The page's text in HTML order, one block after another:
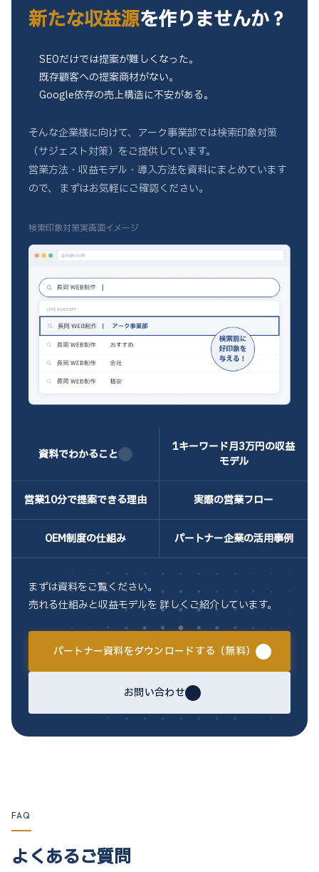
新たな収益源を作りませんか？
SEOだけでは提案が難しくなった。
既存顧客への提案商材がない。
Google依存の売上構造に不安がある。
そんな企業様に向けて、アーク事業部では検索印象対策
（サジェスト対策）をご提供しています。
営業方法・収益モデル・導入方法を資料にまとめています
ので、
まずはお気軽にご確認ください。
検索印象対策実画面イメージ
資料でわかること 1キーワード月3万円の収益
モデル
営業10分で提案できる理由 実際の営業フロー
OEM制度の仕組み パートナー企業の活用事例
まずは資料をご覧ください。
売れる仕組みと収益モデルを 詳しくご紹介しています。
パートナー資料をダウンロードする（無料）
お問い合わせ
FAQ
よくあるご質問